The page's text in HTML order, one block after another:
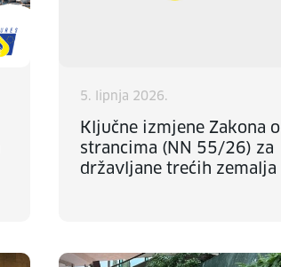
5. lipnja 2026.
Ključne izmjene Zakona o
strancima (NN 55/26) za
državljane trećih zemalja